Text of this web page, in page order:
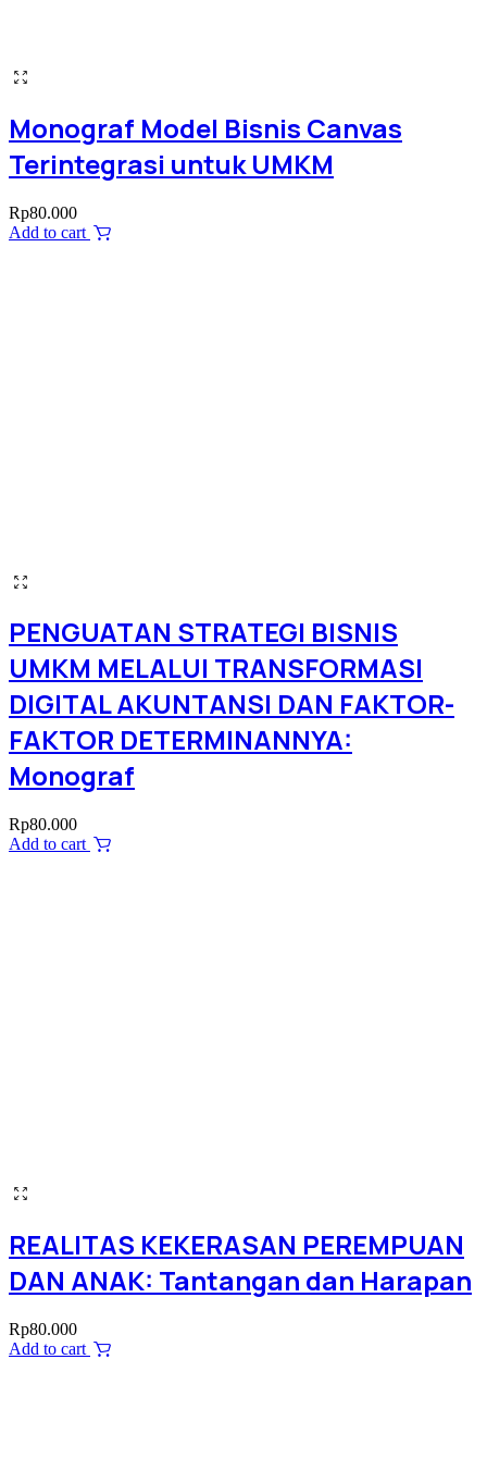
Monograf Model Bisnis Canvas
Terintegrasi untuk UMKM
Rp80.000
Add to cart
PENGUATAN STRATEGI BISNIS
UMKM MELALUI TRANSFORMASI
DIGITAL AKUNTANSI DAN FAKTOR-
FAKTOR DETERMINANNYA:
Monograf
Rp80.000
Add to cart
REALITAS KEKERASAN PEREMPUAN
DAN ANAK: Tantangan dan Harapan
Rp80.000
Add to cart